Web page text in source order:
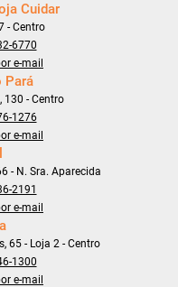
Cuidar
- Centro
6770
e-mail
Pará
130 - Centro
1276
e-mail
- N. Sra. Aparecida
2191
e-mail
65 - Loja 2 - Centro
1300
e-mail